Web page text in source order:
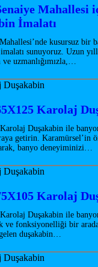
Mahallesi
İmalatı
kusursuz bir
sunuyoruz. Uzun
uzmanlığımızla,…
Karolaj
Duşakabin ile
getirin. Karamürsel’in
banyo deneyiminizi…
Karolaj
Duşakabin ile
ve fonksiyonelliği bir
duşakabin…